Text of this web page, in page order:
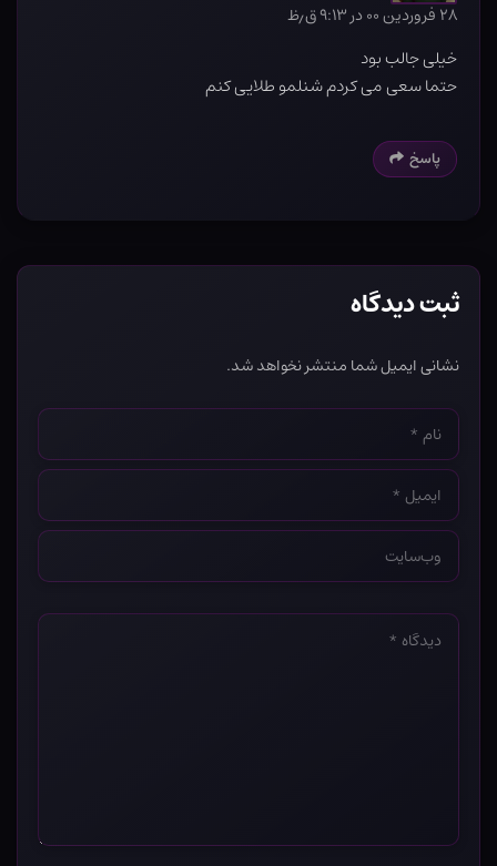
۲۸ فروردین ۰۰ در ۹:۱۳ ق٫ظ
خیلی جالب بود
حتما سعی می کردم شنلمو طلایی کنم
پاسخ
ثبت دیدگاه
نشانی ایمیل شما منتشر نخواهد شد.
نام
*
ایمیل
*
وب‌سایت
*
دیدگاه